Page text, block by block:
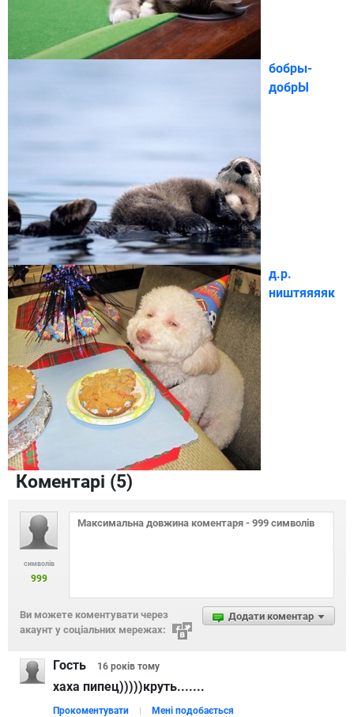
бобры-
добрЫ
д.р.
ништяяяяк
Коментарі (5)
символів
999
Додати коментар
Ви можете коментувати через
акаунт у соціальних мережах:
Гость 16 років тому
хаха пипец)))))круть.......
Прокоментувати Мені подобається